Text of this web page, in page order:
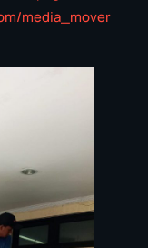
media_mover